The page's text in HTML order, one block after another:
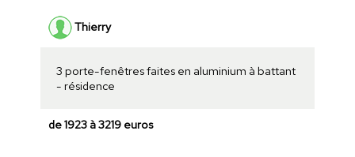
Thierry
3 porte-fenêtres faites en aluminium à battant
- résidence
de 1923 à 3219 euros